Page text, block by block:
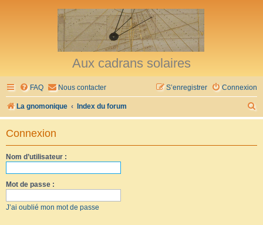
Aux cadrans solaires
FAQ Nous contacter Connexion
S’enregistrer
La gnomonique Index du forum
e
Connexion
Nom d’utilisateur :
Mot de passe :
J’ai oublié mon mot de passe